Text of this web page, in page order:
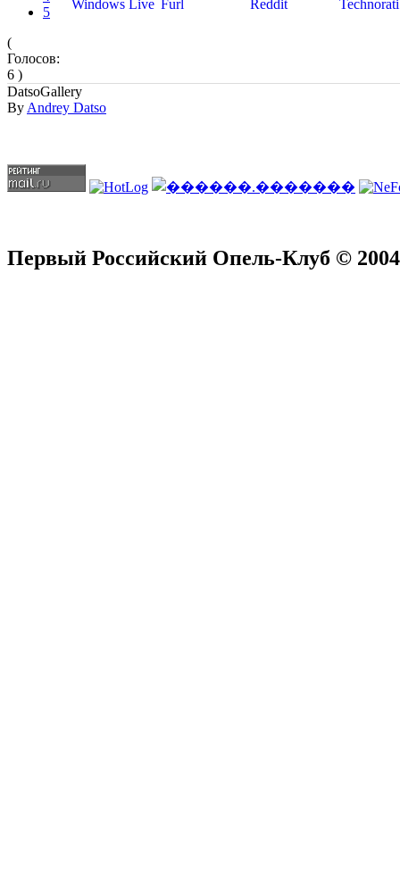
5
(
Голосов:
6 )
Windows Live Furl Reddit Technorati
DatsoGallery
By Andrey Datso
Первый Российский Опель-Клуб ©